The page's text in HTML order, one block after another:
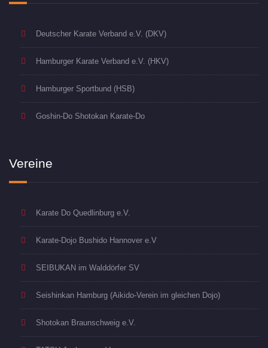
Deutscher Karate Verband e.V. (DKV)
Hamburger Karate Verband e.V. (HKV)
Hamburger Sportbund (HSB)
Goshin-Do Shotokan Karate-Do
Vereine
Karate Do Quedlinburg e.V.
Karate-Dojo Bushido Hannover e.V
SEIBUKAN im Walddörfer SV
Seishinkan Hamburg (Aikido-Verein im gleichen Dojo)
Shotokan Braunschweig e.V.